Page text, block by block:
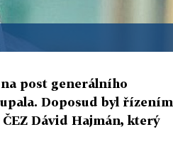
post generálního
Doposud byl řízením
Dávid Hajmán, který